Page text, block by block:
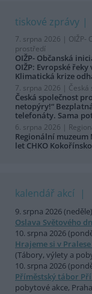
tiskové zprávy
7. srpna 2026 | OIŽP-
prostředí
OIŽP- Občanská
OIŽP: Evropské
Klimatická krize
7. srpna 2026 |
Česká společnost
netopýry!“
telefonáty. Sama
6. srpna 2026 |
Regionální
let CHKO
kalendář akcí
9. srpna 2026
Oslava Světového
10. srpna 2026
Hrajeme si v
(Tábory, výlety a
10. srpna 2026
Příměstský tábor
pobytové akce,